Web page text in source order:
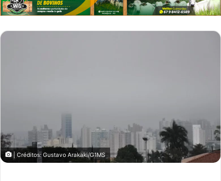
| Créditos: Gustavo Arakaki/G1MS